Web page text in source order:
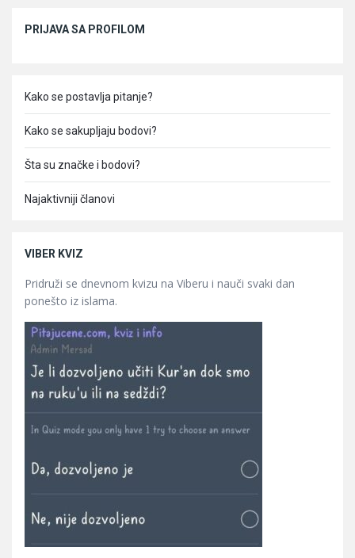
PRIJAVA SA PROFILOM
Kako se postavlja pitanje?
Kako se sakupljaju bodovi?
Šta su značke i bodovi?
Najaktivniji članovi
VIBER KVIZ
Pridruži se dnevnom kvizu na Viberu i nauči svaki dan
ponešto iz islama.